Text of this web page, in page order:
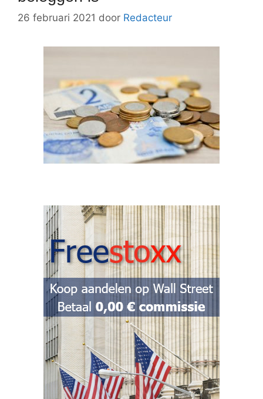
26 februari 2021 door Redacteur